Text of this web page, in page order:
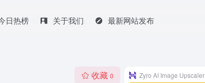
日热榜 关于我们 最新网站发布
收藏 0 Zyro AI Image Upscaler